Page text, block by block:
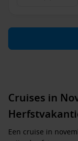
Cruises in
Een cruise in